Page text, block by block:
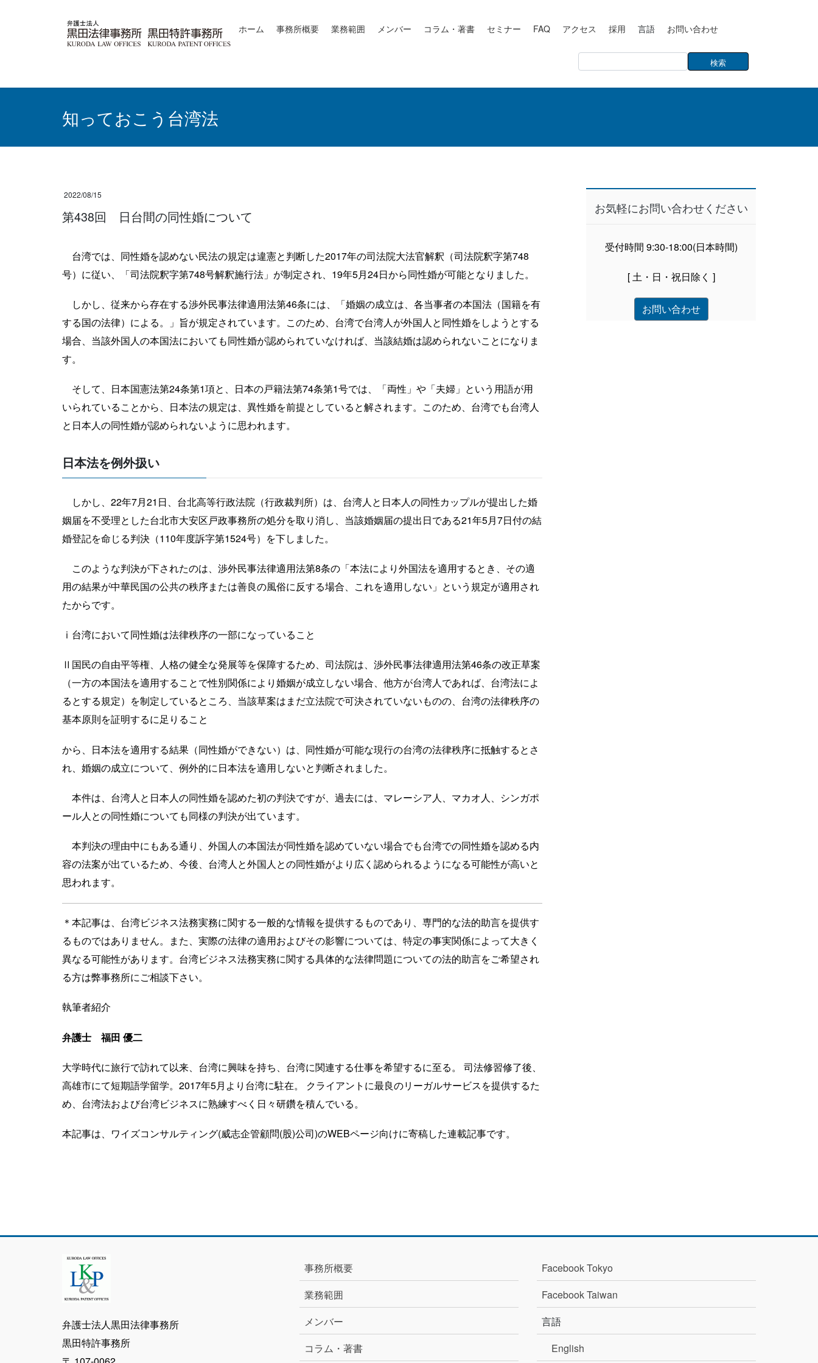
ホーム 事務所概要 業務範囲 メンバー コラム・著書 セミナー FAQ アクセス 採用 言語 お問い合わせ
知っておこう台湾法
2022/08/15
第438回 日台間の同性婚について
台湾では、同性婚を認めない民法の規定は違憲と判断した2017年の司法院大法官解釈（司法院釈字第748
号）に従い、「司法院釈字第748号解釈施行法」が制定され、19年5月24日から同性婚が可能となりました。
しかし、従来から存在する渉外民事法律適用法第46条には、「婚姻の成立は、各当事者の本国法（国籍を有
する国の法律）による。」旨が規定されています。このため、台湾で台湾人が外国人と同性婚をしようとする
場合、当該外国人の本国法においても同性婚が認められていなければ、当該結婚は認められないことになりま
す。
そして、日本国憲法第24条第1項と、日本の戸籍法第74条第1号では、「両性」や「夫婦」という用語が用
いられていることから、日本法の規定は、異性婚を前提としていると解されます。このため、台湾でも台湾人
と日本人の同性婚が認められないように思われます。
日本法を例外扱い
しかし、22年7月21日、台北高等行政法院（行政裁判所）は、台湾人と日本人の同性カップルが提出した婚
姻届を不受理とした台北市大安区戸政事務所の処分を取り消し、当該婚姻届の提出日である21年5月7日付の結
婚登記を命じる判決（110年度訴字第1524号）を下しました。
このような判決が下されたのは、渉外民事法律適用法第8条の「本法により外国法を適用するとき、その適
用の結果が中華民国の公共の秩序または善良の風俗に反する場合、これを適用しない」という規定が適用され
たからです。
ⅰ台湾において同性婚は法律秩序の一部になっていること
Ⅱ国民の自由平等権、人格の健全な発展等を保障するため、司法院は、渉外民事法律適用法第46条の改正草案
（一方の本国法を適用することで性別関係により婚姻が成立しない場合、他方が台湾人であれば、台湾法によ
るとする規定）を制定しているところ、当該草案はまだ立法院で可決されていないものの、台湾の法律秩序の
基本原則を証明するに足りること
から、日本法を適用する結果（同性婚ができない）は、同性婚が可能な現行の台湾の法律秩序に抵触するとさ
れ、婚姻の成立について、例外的に日本法を適用しないと判断されました。
本件は、台湾人と日本人の同性婚を認めた初の判決ですが、過去には、マレーシア人、マカオ人、シンガポ
ール人との同性婚についても同様の判決が出ています。
本判決の理由中にもある通り、外国人の本国法が同性婚を認めていない場合でも台湾での同性婚を認める内
容の法案が出ているため、今後、台湾人と外国人との同性婚がより広く認められるようになる可能性が高いと
思われます。
＊本記事は、台湾ビジネス法務実務に関する一般的な情報を提供するものであり、専門的な法的助言を提供す
るものではありません。また、実際の法律の適用およびその影響については、特定の事実関係によって大きく
異なる可能性があります。台湾ビジネス法務実務に関する具体的な法律問題についての法的助言をご希望され
る方は弊事務所にご相談下さい。
執筆者紹介
弁護士 福田 優二
大学時代に旅行で訪れて以来、台湾に興味を持ち、台湾に関連する仕事を希望するに至る。 司法修習修了後、
高雄市にて短期語学留学。2017年5月より台湾に駐在。 クライアントに最良のリーガルサービスを提供するた
め、台湾法および台湾ビジネスに熟練すべく日々研鑽を積んでいる。
本記事は、ワイズコンサルティング(威志企管顧問(股)公司)のWEBページ向けに寄稿した連載記事です。
お気軽にお問い合わせください
受付時間 9:30-18:00(日本時間)
[ 土・日・祝日除く ]
お問い合わせ
弁護士法人黒田法律事務所
黒田特許事務所
事務所概要
業務範囲
メンバー
コラム・著書
Facebook Tokyo
Facebook Taiwan
言語
English